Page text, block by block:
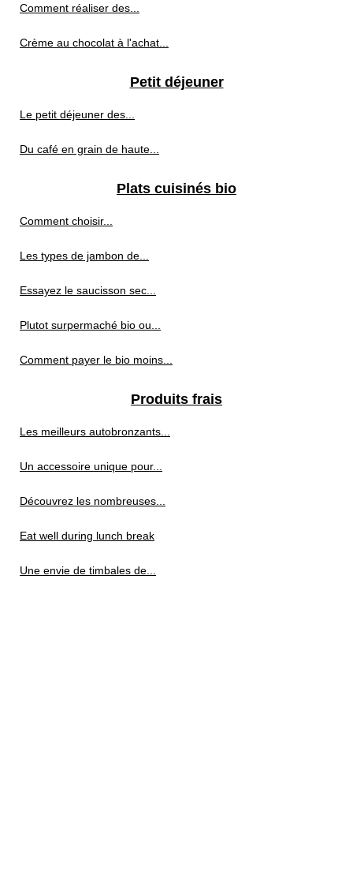
Comment réaliser des...
Crème au chocolat à l'achat...
Petit déjeuner
Le petit déjeuner des...
Du café en grain de haute...
Plats cuisinés bio
Comment choisir...
Les types de jambon de...
Essayez le saucisson sec...
Plutot surpermaché bio ou...
Comment payer le bio moins...
Produits frais
Les meilleurs autobronzants...
Un accessoire unique pour...
Découvrez les nombreuses...
Eat well during lunch break
Une envie de timbales de...